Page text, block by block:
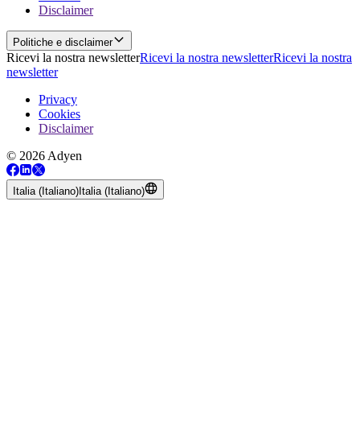
Disclaimer
Politiche e disclaimer
Ricevi la nostra newsletterRicevi la nostra newsletterRicevi la nostra
newsletter
Privacy
Cookies
Disclaimer
© 2026 Adyen
Italia (Italiano) Italia (Italiano)